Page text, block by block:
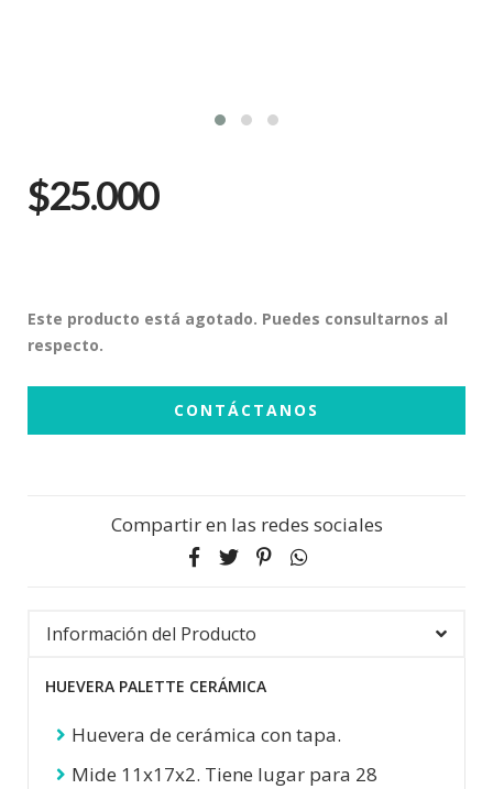
$25.000
Este producto está agotado. Puedes consultarnos al
respecto.
CONTÁCTANOS
Compartir en las redes sociales
Información del Producto
HUEVERA PALETTE CERÁMICA
Huevera de cerámica con tapa.
Mide 11x17x2. Tiene lugar para 28